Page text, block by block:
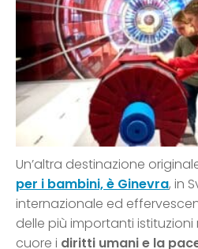
Un’altra destinazione
per i bambini, è Ginevra, in
internazionale ed
delle più importanti
cuore i diritti umani e la